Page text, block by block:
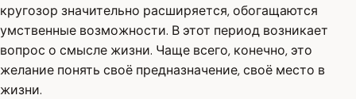
кругозор значительно расширяется, обогащаются
умственные возможности. В этот период возникает
вопрос о смысле жизни. Чаще всего, конечно, это
желание понять своё предназначение, своё место в
жизни.